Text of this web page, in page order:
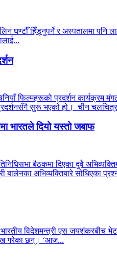
घण्टौँ हिँड्नुपर्ने र अस्पतालमा पनि
फिल्महरूको प्रदर्शन कार्यक्रम
सुरू भएको हो। चीन
भारतले दियो यस्तो जबाफ
बैठकमा दिएका दुवै
बालेनका अभिव्यक्तिबारे सोधिएका
र भारतीय विदेशमन्त्री एस
गरेका छन्। ‘आज...